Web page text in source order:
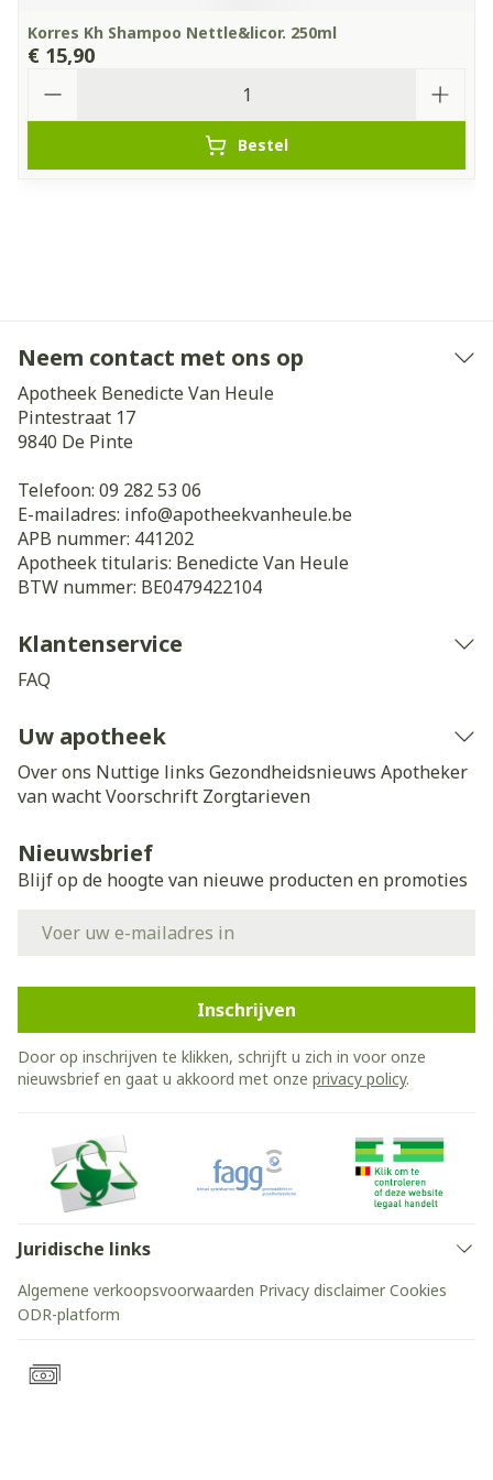
Korres Kh Shampoo Nettle&licor. 250ml
€ 15,90
Bestel
Neem contact met ons op
Apotheek Benedicte Van Heule
Pintestraat 17
9840 De Pinte
Telefoon: 09 282 53 06
E-mailadres: info@apotheekvanheule.be
APB nummer: 441202
Apotheek titularis: Benedicte Van Heule
BTW nummer: BE0479422104
Klantenservice
FAQ
Uw apotheek
Over ons Nuttige links Gezondheidsnieuws Apotheker
van wachtVoorschrift Zorgtarieven
Nieuwsbrief
Blijf op de hoogte van nieuwe producten en promoties
Inschrijven
Door op inschrijven te klikken, schrijft u zich in voor onze
nieuwsbrief en gaat u akkoord met onze privacy policy.
Juridische links
Algemene verkoopsvoorwaarden Privacy disclaimer Cookies
ODR-platform